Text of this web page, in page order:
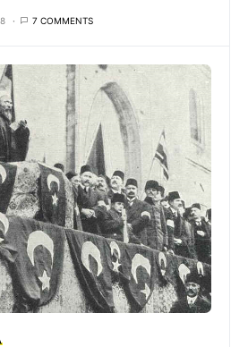
7 COMMENTS